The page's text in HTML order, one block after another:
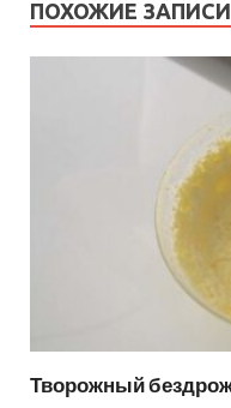
ПОХОЖИЕ ЗАПИСИ
Творожный